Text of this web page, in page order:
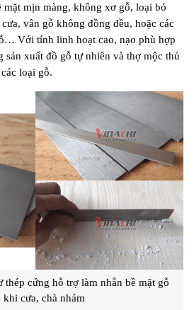
mặt mịn màng, không xơ gỗ, loại bỏ
vân gỗ không đồng đều, hoặc các
Với tính linh hoạt cao, nạo phù hợp
sản xuất đồ gỗ tự nhiên và thợ mộc thủ
loại gỗ.
thép cứng hỗ trợ làm nhẵn bề mặt gỗ
khi cưa, chà nhám